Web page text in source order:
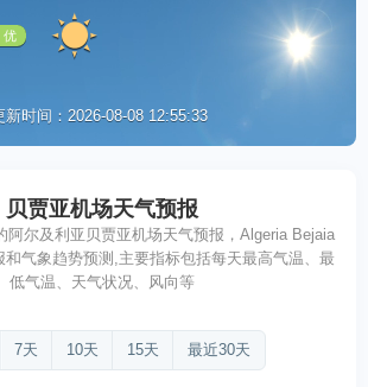
优
新时间：2026-08-08 12:55:33
贝贾亚机场天气预报
阿尔及利亚贝贾亚机场天气预报，Algeria Bejaia
和气象趋势预测,主要指标包括每天最高气温、最
低气温、天气状况、风向等
7天 10天 15天 最近30天